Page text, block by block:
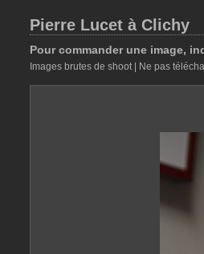
Pierre Lucet à Clichy
Pour commander une image,
Images brutes de shoot | Ne pas